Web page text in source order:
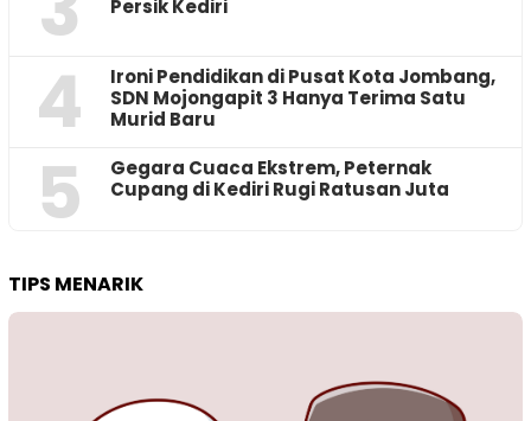
Persik Kediri
4
Ironi Pendidikan di Pusat Kota Jombang,
SDN Mojongapit 3 Hanya Terima Satu
Murid Baru
5
‎Gegara Cuaca Ekstrem, Peternak
Cupang di Kediri Rugi Ratusan Juta
TIPS MENARIK